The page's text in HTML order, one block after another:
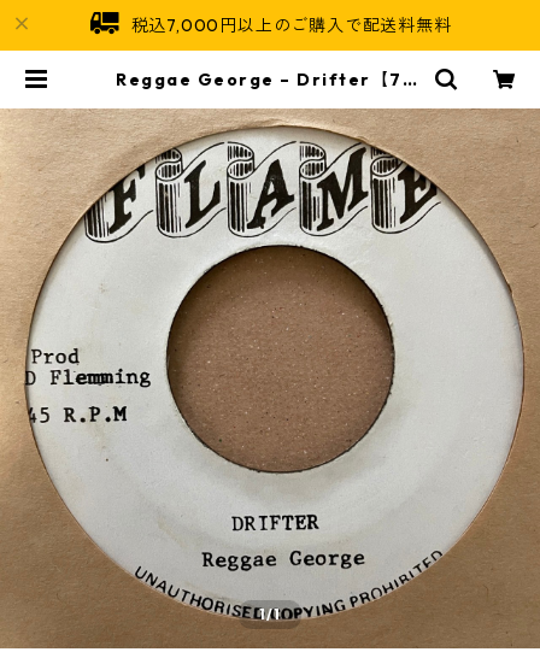
税込7,000円以上のご購入で配送料無料
Reggae George – Drifter【7-2
1/1